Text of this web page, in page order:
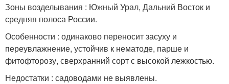
Зоны возделывания : Южный Урал, Дальний Восток и
средняя полоса России.
Особенности : одинаково переносит засуху и
переувлажнение, устойчив к нематоде, парше и
фитофторозу, сверхранний сорт с высокой лежкостью.
Недостатки : садоводами не выявлены.